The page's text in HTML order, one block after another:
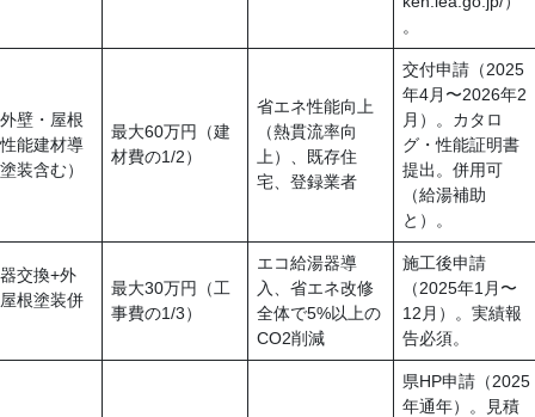
。
壁・屋根
能建材導
装含む）
最大60万円（建
材費の1/2）
省エネ性能向上
（熱貫流率向
上）、既存住
宅、登録業者
交付申請（2025
年4月〜2026年2
月）。カタロ
グ・性能証明書
提出。併用可
（給湯補助
と）。
交換+外
根塗装併
最大30万円（工
事費の1/3）
エコ給湯器導
入、省エネ改修
全体で5%以上の
CO2削減
施工後申請
（2025年1月〜
12月）。実績報
告必須。
県HP申請（2025
年通年）。見積